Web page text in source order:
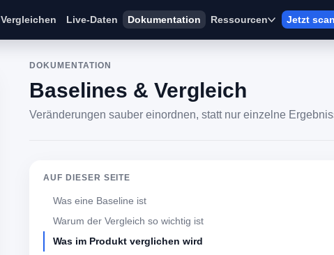
Vergleichen Live-Daten Dokumentation Ressourcen Jetzt
DOKUMENTATION
Baselines & Vergleich
Veränderungen sauber einordnen, statt nur einzelne
AUF DIESER SEITE
Was eine Baseline ist
Warum der Vergleich so wichtig ist
Was im Produkt verglichen wird